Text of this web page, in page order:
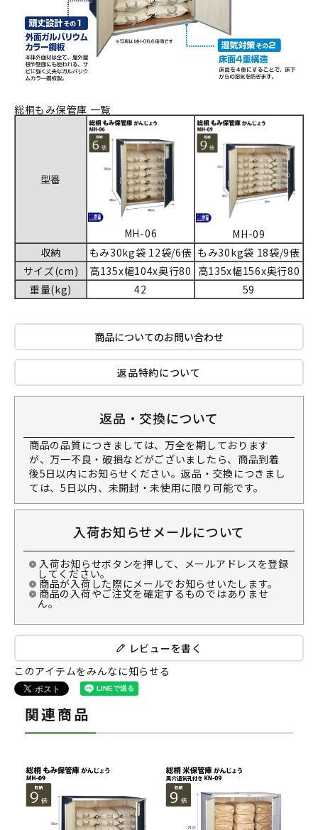
総桐もみ保管庫 一覧
型番
MH-06
MH-09
収納
もみ30kg袋 12袋/6俵 もみ30kg袋 18袋/9俵
サイズ(cm)
高135x幅104x奥行80 高135x幅156x奥行80
重量(kg)
42 59
商品についてのお問い合わせ
返品特約について
返品・交換について
商品の品質につきましては、万全を期しております
が、万一不良・破損などがございましたら、商品到着
後5日以内にお知らせください。返品・交換につきまし
ては、5日以内、未開封・未使用に限り可能です。
入荷お知らせメールについて
入荷お知らせボタンを押して、メールアドレスを登録
してください。
商品が入荷した際にメールでお知らせいたします。
商品の入荷やご注文を確定するものではありませ
ん。
レビューを書く
このアイテムをみんなに知らせる
関連商品